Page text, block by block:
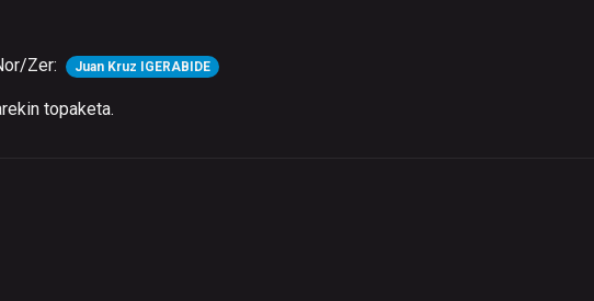
Zer: Juan Kruz IGERABIDE
topaketa.